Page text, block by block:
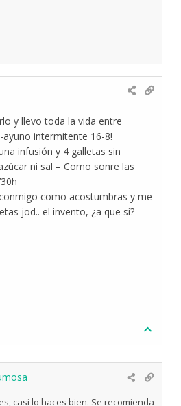
y llevo toda la vida entre
intermitente 16-8!
infusión y 4 galletas sin
ni sal – Como sonre las
como acostumbras y me
jod.. el invento, ¿a que sí?
casi lo haces bien. Se recomienda